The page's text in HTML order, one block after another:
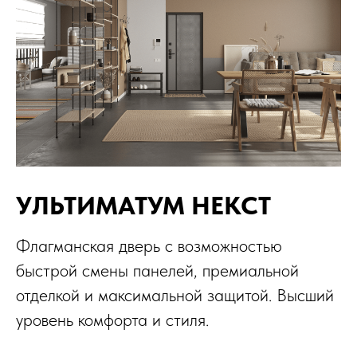
УЛЬТИМАТУМ НЕКСТ
Флагманская дверь с возможностью
быстрой смены панелей, премиальной
отделкой и максимальной защитой. Высший
уровень комфорта и стиля.